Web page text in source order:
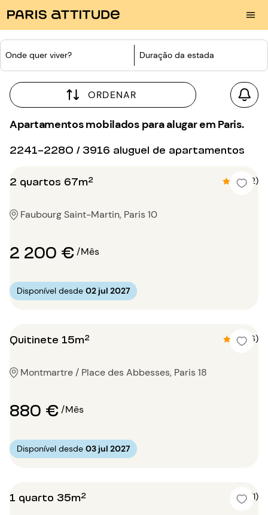
Onde quer viver? Duração da estada
ORDENAR
Apartamentos mobilados para alugar em Paris.
2241-2280 / 3916 aluguel de apartamentos
2 quartos 67m² 4.5 (2)
Faubourg Saint-Martin, Paris 10
2 200 €/Mês
Disponível desde 02 jul 2027
Quitinete 15m² 4.7 (6)
Montmartre / Place des Abbesses, Paris 18
880 €/Mês
Disponível desde 03 jul 2027
1 quarto 35m² 5 (1)